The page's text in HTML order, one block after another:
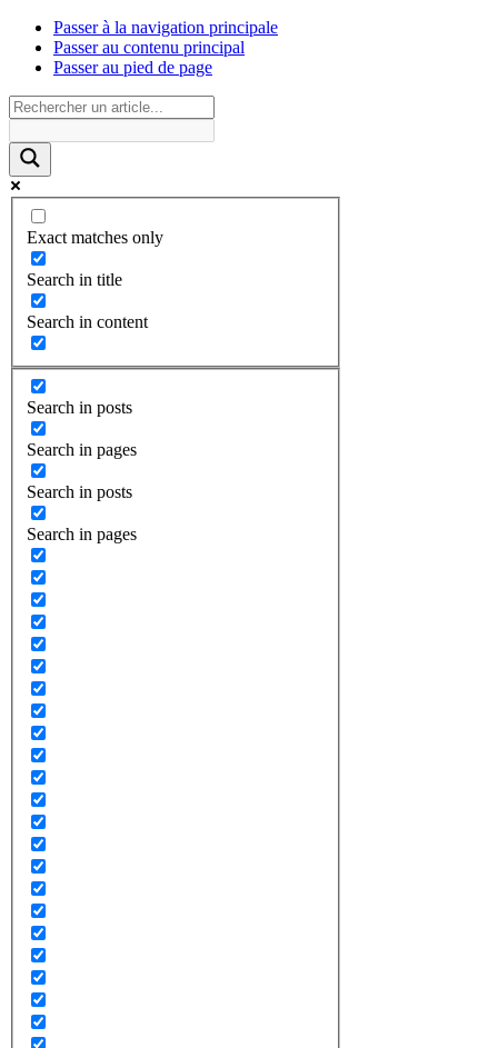
Passer à la navigation principale
Passer au contenu principal
Passer au pied de page
Exact matches only
Search in title
Search in content
Search in posts
Search in pages
Search in posts
Search in pages